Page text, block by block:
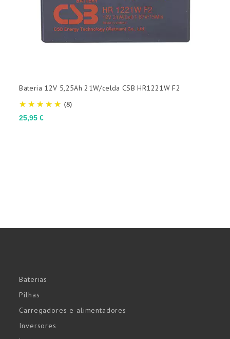
(8)
Preço
25,95 €
Bateria 12V 5,25Ah 21W/celda CSB HR1221W F2
Baterias
Pilhas
Carregadores e alimentadores
Inversores